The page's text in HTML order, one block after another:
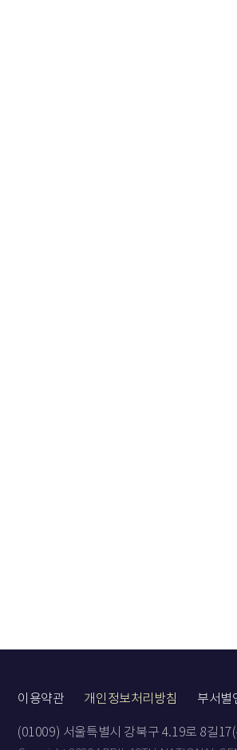
이용약관 개인정보처리방침 부서별
(01009) 서울특별시 강북구 4.19로 8길